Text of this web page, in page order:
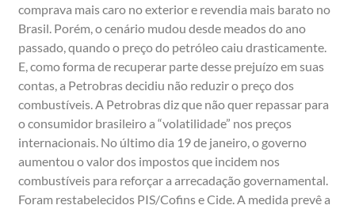
comprava mais caro no exterior e revendia mais barato no
Brasil. Porém, o cenário mudou desde meados do ano
passado, quando o preço do petróleo caiu drasticamente.
E, como forma de recuperar parte desse prejuízo em suas
contas, a Petrobras decidiu não reduzir o preço dos
combustíveis. A Petrobras diz que não quer repassar para
o consumidor brasileiro a “volatilidade” nos preços
internacionais. No último dia 19 de janeiro, o governo
aumentou o valor dos impostos que incidem nos
combustíveis para reforçar a arrecadação governamental.
Foram restabelecidos PIS/Cofins e Cide. A medida prevê a